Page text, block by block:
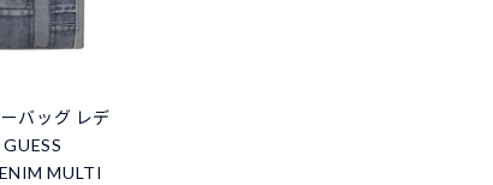
バッグ レデ
MULTI